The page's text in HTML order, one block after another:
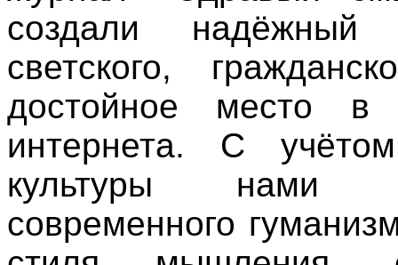
создали надёжный
светского,
достойное место в
интернета. С
культуры нами
современного